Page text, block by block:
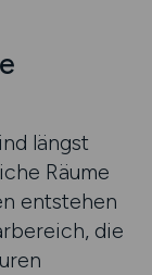
längst
Räume
entstehen
die